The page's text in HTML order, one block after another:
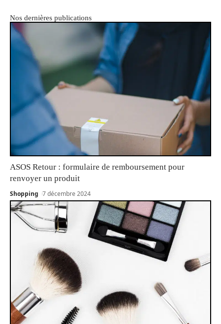
Nos dernières publications
ASOS Retour : formulaire de remboursement pour
renvoyer un produit
Shopping 7 décembre 2024